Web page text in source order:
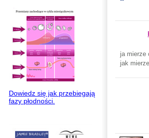
Dowiedz się jak przebiegają
fazy płodności.
ja mierze
jak